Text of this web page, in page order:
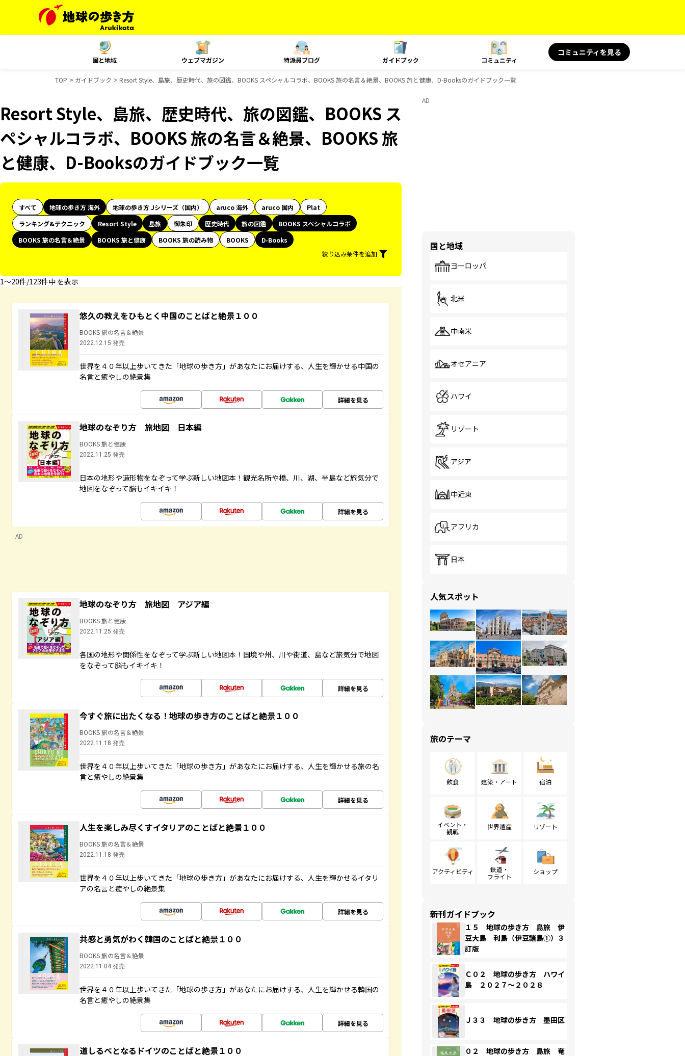
国と地域 ウェブマガジン 特派員ブログ ガイドブック コミュニティ
コミュニティを見る
TOP ガイドブック Resort Style、島旅、歴史時代、旅の図鑑、BOOKS スペシャルコラボ、BOOKS 旅の名言＆絶景、BOOKS 旅と健康、D-Booksのガイドブック一覧
Resort Style、島旅、歴史時代、旅の図鑑、BOOKS ス
ペシャルコラボ、BOOKS 旅の名言＆絶景、BOOKS 旅
と健康、D-Booksのガイドブック一覧
すべて 地球の歩き方 海外 地球の歩き方 Jシリーズ（国内） aruco 海外 aruco 国内
Plat
ランキング&テクニック
Resort Style 島旅 御朱印 歴史時代 旅の図鑑
BOOKS スペシャルコラボ
BOOKS 旅の名言＆絶景
BOOKS 旅と健康 BOOKS 旅の読み物 BOOKS
D-Books
絞り込み条件を追加
1〜20件/123件中 を表示
悠久の教えをひもとく中国のことばと絶景１００
BOOKS 旅の名言＆絶景
2022.12.15 発売
世界を４０年以上歩いてきた「地球の歩き方」があなたにお届けする、人生を輝かせる中国の
名言と癒やしの絶景集
詳細を見る
地球のなぞり方 旅地図 日本編
BOOKS 旅と健康
2022.11.25 発売
日本の地形や造形物をなぞって学ぶ新しい地図本！観光名所や橋、川、湖、半島など旅気分で
地図をなぞって脳もイキイキ！
詳細を見る
AD
地球のなぞり方 旅地図 アジア編
BOOKS 旅と健康
2022.11.25 発売
各国の地形や関係性をなぞって学ぶ新しい地図本！国境や州、川や街道、島など旅気分で地図
をなぞって脳もイキイキ！
詳細を見る
今すぐ旅に出たくなる！地球の歩き方のことばと絶景１００
BOOKS 旅の名言＆絶景
2022.11.18 発売
世界を４０年以上歩いてきた「地球の歩き方」があなたにお届けする、人生を輝かせる旅の名
言と癒やしの絶景集
詳細を見る
人生を楽しみ尽くすイタリアのことばと絶景１００
BOOKS 旅の名言＆絶景
2022.11.18 発売
世界を４０年以上歩いてきた「地球の歩き方」があなたにお届けする、人生を輝かせるイタリ
アの名言と癒やしの絶景集
詳細を見る
共感と勇気がわく韓国のことばと絶景１００
BOOKS 旅の名言＆絶景
2022.11.04 発売
世界を４０年以上歩いてきた「地球の歩き方」があなたにお届けする、人生を輝かせる韓国の
名言と癒やしの絶景集
詳細を見る
道しるべとなるドイツのことばと絶景１００
AD
国と地域
ヨーロッパ
北米
中南米
オセアニア
ハワイ
リゾート
アジア
中近東
アフリカ
日本
人気スポット
旅のテーマ
飲食 建築・アート 宿泊
イベント・
観戦
世界遺産 リゾート
アクティビティ
鉄道・
フライト
ショップ
新刊ガイドブック
１５ 地球の歩き方 島旅 伊
豆大島 利島（伊豆諸島①）３
訂版
Ｃ０２ 地球の歩き方 ハワイ
島 ２０２７～２０２８
Ｊ３３ 地球の歩き方 墨田区
０２ 地球の歩き方 島旅 奄